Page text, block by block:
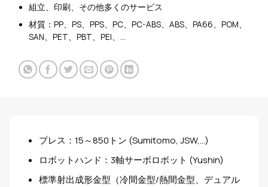
組立、印刷、その他多くのサービス
材質：PP、PS、PPS、PC、PC-ABS、ABS、PA66、POM、
SAN、PET、PBT、PEI、…
プレス：15～850トン (Sumitomo, JSW,…)
ロボットハンド：3軸サーボロボット (Yushin)
標準射出成形金型（冷間金型/熱間金型、デュアル